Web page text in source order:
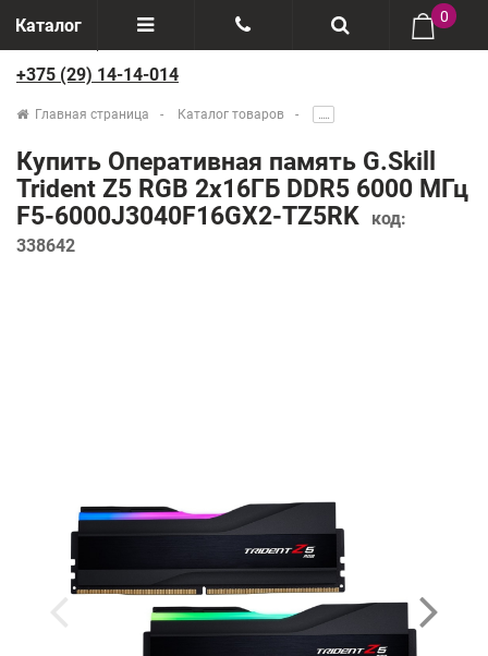
Каталог
Отзывы
Производители
Возврат товаров
+375(29) 888-44-44
0
+375 (29) 14-14-014
Главная страница Каталог товаров .....
Купить Оперативная память G.Skill
Trident Z5 RGB 2x16ГБ DDR5 6000 МГц
F5-6000J3040F16GX2-TZ5RK
код:
338642